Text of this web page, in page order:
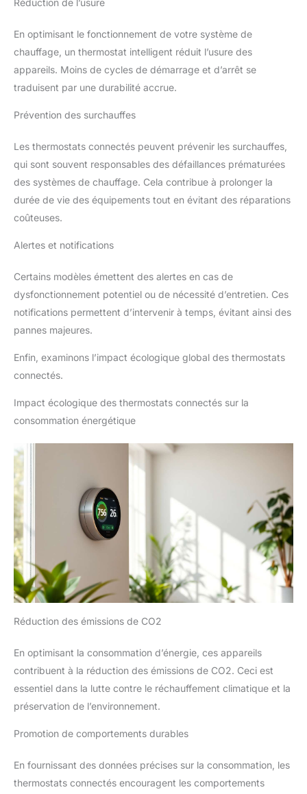
Réduction de l’usure
En optimisant le fonctionnement de votre système de
chauffage, un thermostat intelligent réduit l’usure des
appareils. Moins de cycles de démarrage et d’arrêt se
traduisent par une durabilité accrue.
Prévention des surchauffes
Les thermostats connectés peuvent prévenir les surchauffes,
qui sont souvent responsables des défaillances prématurées
des systèmes de chauffage. Cela contribue à prolonger la
durée de vie des équipements tout en évitant des réparations
coûteuses.
Alertes et notifications
Certains modèles émettent des alertes en cas de
dysfonctionnement potentiel ou de nécessité d’entretien. Ces
notifications permettent d’intervenir à temps, évitant ainsi des
pannes majeures.
Enfin, examinons l’impact écologique global des thermostats
connectés.
Impact écologique des thermostats connectés sur la
consommation énergétique
Réduction des émissions de CO2
En optimisant la consommation d’énergie, ces appareils
contribuent à la réduction des émissions de CO2. Ceci est
essentiel dans la lutte contre le réchauffement climatique et la
préservation de l’environnement.
Promotion de comportements durables
En fournissant des données précises sur la consommation, les
thermostats connectés encouragent les comportements